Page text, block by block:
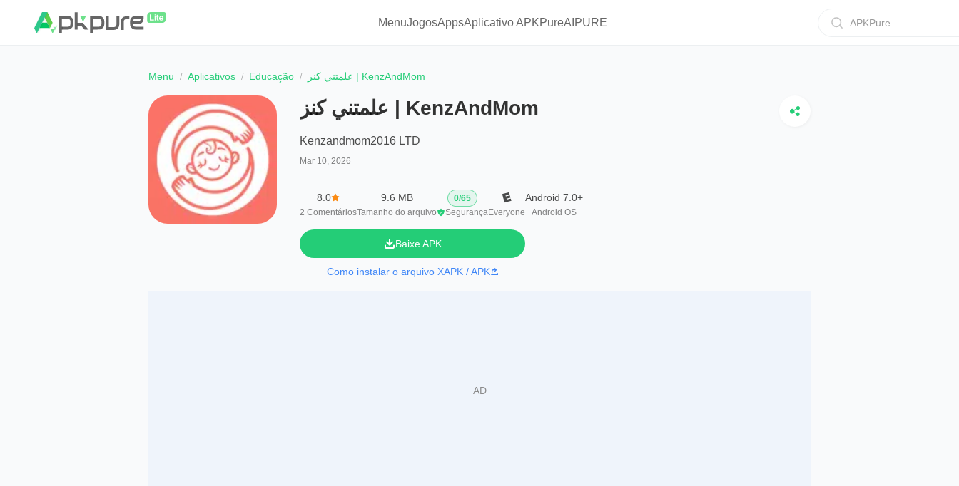
MenuJogosAppsAplicativo APKPureAIPURE APKPure
Menu Aplicativos Educação علمتني كنز | KenzAndMom
علمتني كنز | KenzAndMom
Kenzandmom2016 LTD
Mar 10, 2026
8.0
2 Comentários
9.6 MB
Tamanho do arquivo
0/65
SegurançaEveryone
Android 7.0+
Android OS
Baixe APK
Como instalar o arquivo XAPK / APK